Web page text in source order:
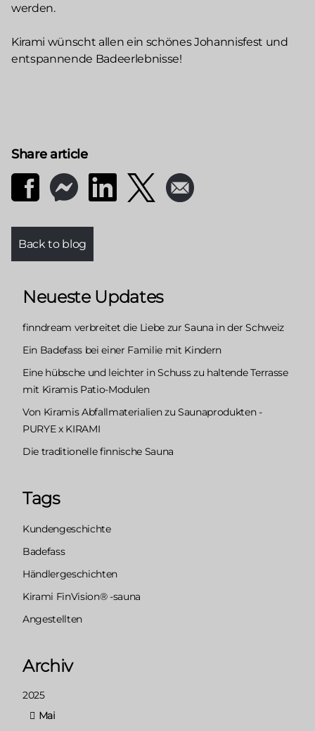
werden.
Kirami wünscht allen ein schönes Johannisfest und
entspannende Badeerlebnisse!
Share article
Back to blog
Neueste Updates
finndream verbreitet die Liebe zur Sauna in der Schweiz
Ein Badefass bei einer Familie mit Kindern
Eine hübsche und leichter in Schuss zu haltende Terrasse
mit Kiramis Patio-Modulen
Von Kiramis Abfallmaterialien zu Saunaprodukten -
PURYE x KIRAMI
Die traditionelle finnische Sauna
Tags
Kundengeschichte
Badefass
Händlergeschichten
Kirami FinVision® -sauna
Angestellten
Archiv
2025
Mai